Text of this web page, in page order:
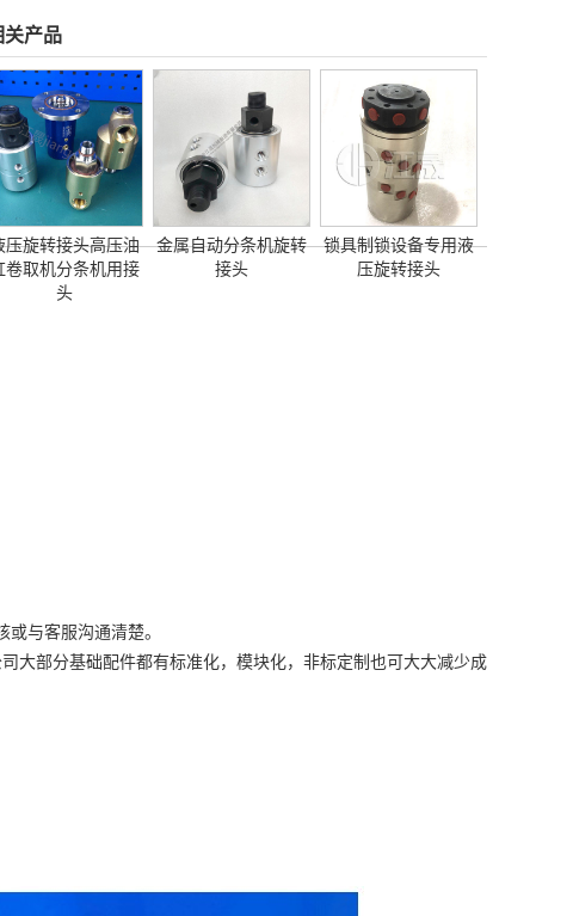
关产品
压旋转接头高压油
卷取机分条机用接
头
金属自动分条机旋转
接头
锁具制锁设备专用液
压旋转接头
与客服沟通清楚。
大部分基础配件都有标准化，模块化，非标定制也可大大减少成